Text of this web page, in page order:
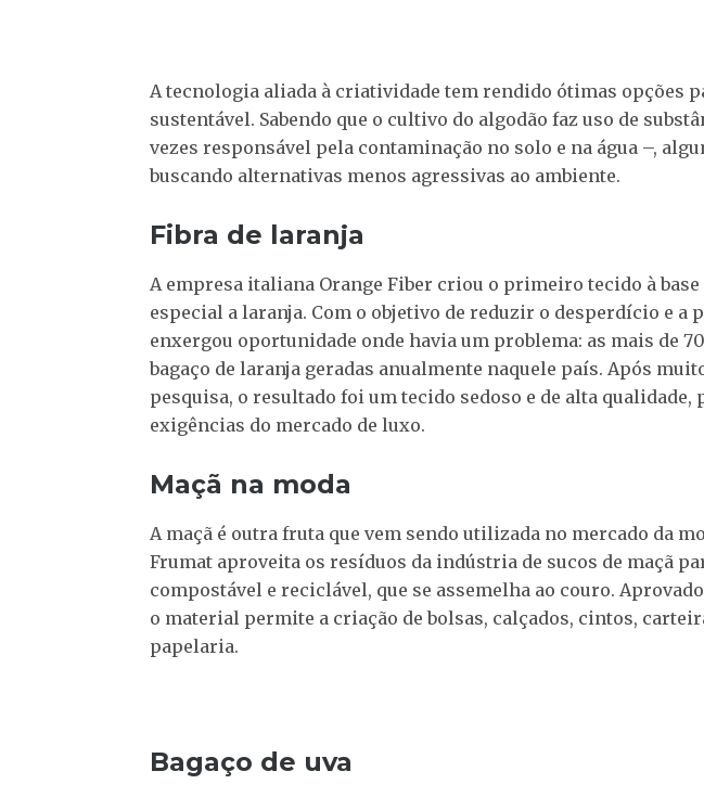
A tecnologia aliada à criatividade tem rendido ótimas opções
sustentável. Sabendo que o cultivo do algodão faz uso de
vezes responsável pela contaminação no solo e na água –,
buscando alternativas menos agressivas ao ambiente.
Fibra de laranja
A empresa italiana Orange Fiber criou o primeiro tecido à
especial a laranja. Com o objetivo de reduzir o desperdício e a
enxergou oportunidade onde havia um problema: as mais de
bagaço de laranja geradas anualmente naquele país. Após
pesquisa, o resultado foi um tecido sedoso e de alta qualidade,
exigências do mercado de luxo.
Maçã na moda
A maçã é outra fruta que vem sendo utilizada no mercado da
Frumat aproveita os resíduos da indústria de sucos de maçã
compostável e reciclável, que se assemelha ao couro.
o material permite a criação de bolsas, calçados, cintos,
papelaria.
Bagaço de uva